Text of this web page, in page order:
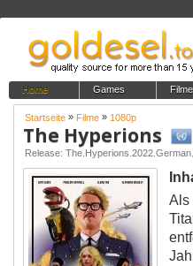
Home Games Filme
Startseite » Filme » 1080p
The Hyperions
Release:
Als